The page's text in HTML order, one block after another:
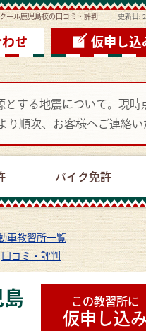
ール鹿児島校の口コミ・評判 更新日:
せ 仮申し込
する地震について。現
順次、お客様へご連絡い
バイク免許
車教習所一覧
口コミ・評判
この教習所に
仮申し込